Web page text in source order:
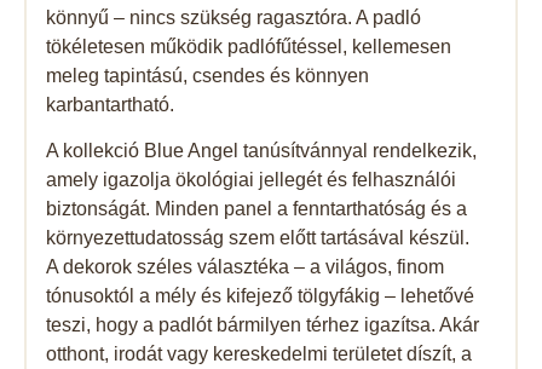
könnyű – nincs szükség ragasztóra. A padló
tökéletesen működik padlófűtéssel, kellemesen
meleg tapintású, csendes és könnyen
karbantartható.
A kollekció Blue Angel tanúsítvánnyal rendelkezik,
amely igazolja ökológiai jellegét és felhasználói
biztonságát. Minden panel a fenntarthatóság és a
környezettudatosság szem előtt tartásával készül.
A dekorok széles választéka – a világos, finom
tónusoktól a mély és kifejező tölgyfákig – lehetővé
teszi, hogy a padlót bármilyen térhez igazítsa. Akár
otthont, irodát vagy kereskedelmi területet díszít, a